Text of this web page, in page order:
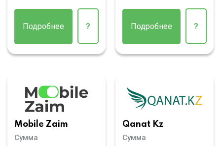
Подробнее ? Подробнее ?
Mobile Zaim
Сумма
Qanat Kz
Сумма